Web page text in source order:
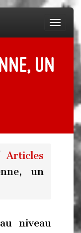
un
Articles
un
niveau